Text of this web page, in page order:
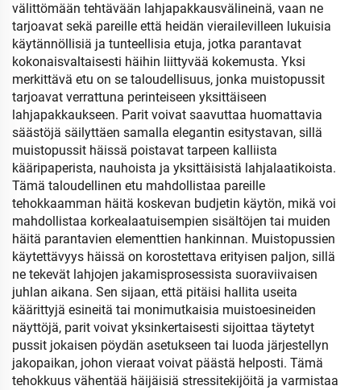
välittömään tehtävään lahjapakkausvälineinä, vaan ne
tarjoavat sekä pareille että heidän vierailevilleen lukuisia
käytännöllisiä ja tunteellisia etuja, jotka parantavat
kokonaisvaltaisesti häihin liittyvää kokemusta. Yksi
merkittävä etu on se taloudellisuus, jonka muistopussit
tarjoavat verrattuna perinteiseen yksittäiseen
lahjapakkaukseen. Parit voivat saavuttaa huomattavia
säästöjä säilyttäen samalla elegantin esitystavan, sillä
muistopussit häissä poistavat tarpeen kalliista
kääripaperista, nauhoista ja yksittäisistä lahjalaatikoista.
Tämä taloudellinen etu mahdollistaa pareille
tehokkaamman häitä koskevan budjetin käytön, mikä voi
mahdollistaa korkealaatuisempien sisältöjen tai muiden
häitä parantavien elementtien hankinnan. Muistopussien
käytettävyys häissä on korostettava erityisen paljon, sillä
ne tekevät lahjojen jakamisprosessista suoraviivaisen
juhlan aikana. Sen sijaan, että pitäisi hallita useita
käärittyjä esineitä tai monimutkaisia muistoesineiden
näyttöjä, parit voivat yksinkertaisesti sijoittaa täytetyt
pussit jokaisen pöydän asetukseen tai luoda järjestellyn
jakopaikan, johon vieraat voivat päästä helposti. Tämä
tehokkuus vähentää häijäisiä stressitekijöitä ja varmistaa